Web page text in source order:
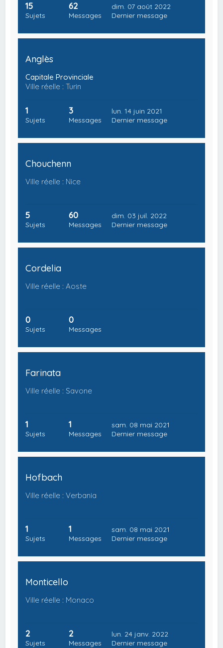
15
Sujets
62
Messages
dim. 07 août 2022
Dernier message
Anglès
Capitale Provinciale
Ville réelle : Turin
1
Sujets
3
Messages
lun. 14 juin 2021
Dernier message
Chouchenn
Ville réelle : Nice
5
Sujets
60
Messages
dim. 03 juil. 2022
Dernier message
Cordelia
Ville réelle : Aoste
0
Sujets
0
Messages
Farinata
Ville réelle : Savone
1
Sujets
1
Messages
sam. 08 mai 2021
Dernier message
Hofbach
Ville réelle : Verbania
1
Sujets
1
Messages
sam. 08 mai 2021
Dernier message
Monticello
Ville réelle : Monaco
2
Sujets
2
Messages
lun. 24 janv. 2022
Dernier message